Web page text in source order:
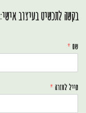
בקשה לתכשיט בעיצוב אישי:
שם *
מייל לחזרה *